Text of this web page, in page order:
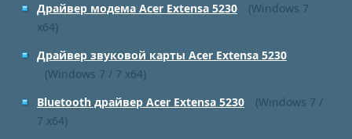
Драйвер модема Acer Extensa 5230
(Windows 7
x64)
Драйвер звуковой карты Acer Extensa 5230
(Windows 7 / 7 x64)
Bluetooth драйвер Acer Extensa 5230
(Windows 7 /
7 x64)